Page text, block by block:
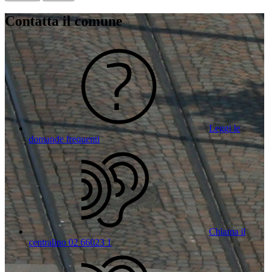
Contatta il comune
Leggi le
domande frequenti
Chiama il
centralino 02 66023 1